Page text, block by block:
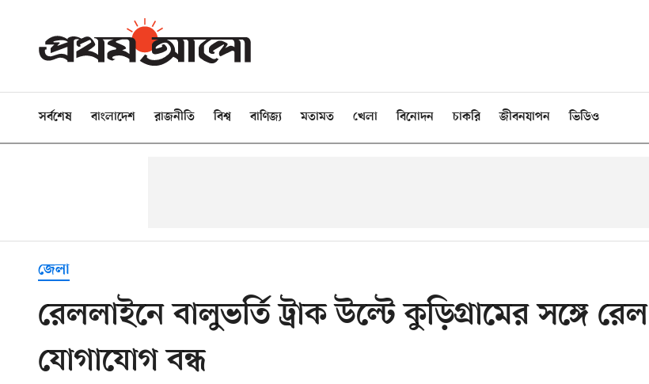
সর্বশেষ বাংলাদেশ রাজনীতি বিশ্ব বাণিজ্য মতামত খেলা বিনোদন চাকরি জীবনযাপন ভিডিও
জেলা
রেললাইনে বালুভর্তি ট্রাক উল্টে কুড়িগ্রামের সঙ্গে রেল
যোগাযোগ বন্ধ